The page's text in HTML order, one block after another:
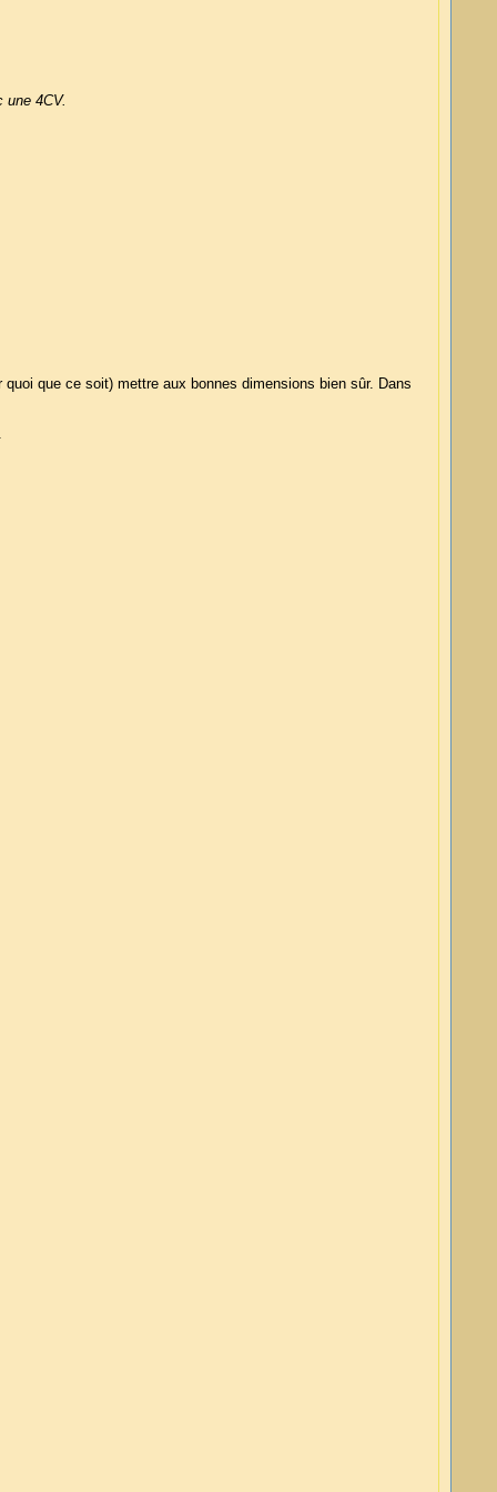
une 4CV.
que ce soit) mettre aux bonnes dimensions bien sûr. Dans